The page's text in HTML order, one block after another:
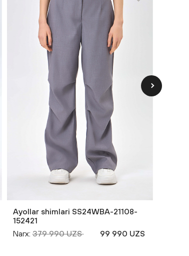
Ayollar shimlari SS24WBA-21108-
152421
Narx: 379 990 UZS 99 990 UZS